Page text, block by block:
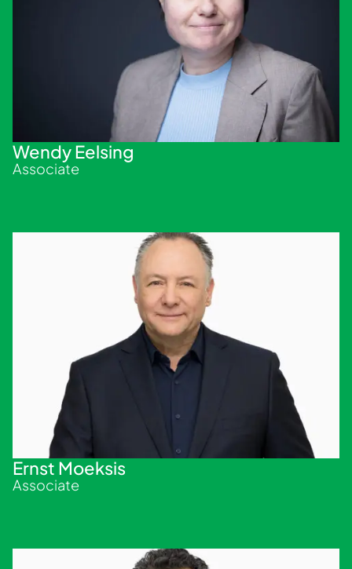
Wendy Eelsing
Associate
Ernst Moeksis
Associate